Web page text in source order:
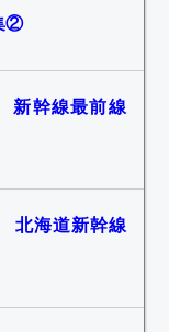
②
新幹線最前線
北海道新幹線